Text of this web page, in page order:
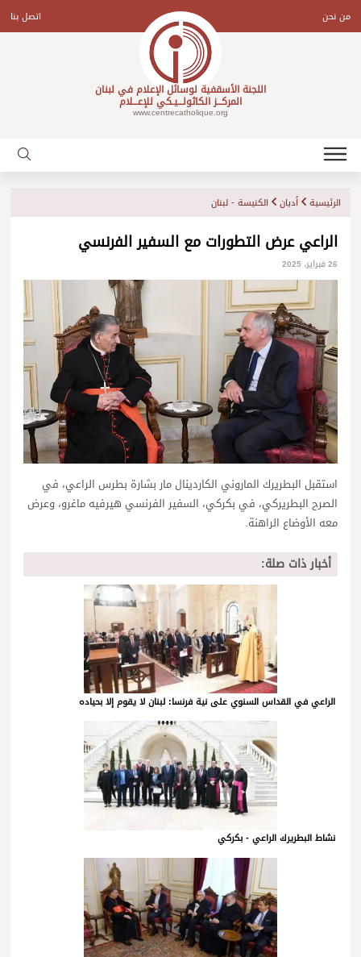
contentمن نحن اتصل بنا
اللجنة الأسقفية لوسائل الإعلام في لبنان
المركـــز الكاثولـــيـكي للإعـــلام
www.centrecatholique.org
الرئيسية أديان الكنيسة - لبنان
الراعي عرض التطورات مع السفير الفرنسي
26 فبراير، 2025
استقبل البطريرك الماروني الكاردينال مار بشارة بطرس الراعي، في
الصرح البطريركي، في بكركي، السفير الفرنسي هيرفيه ماغرو، وعرض
معه الأوضاع الراهنة.
أخبار ذات صلة:
الراعي في القداس السنوي على نية فرنسا: لبنان لا يقوم إلا بحياده
نشاط البطريرك الراعي - بكركي